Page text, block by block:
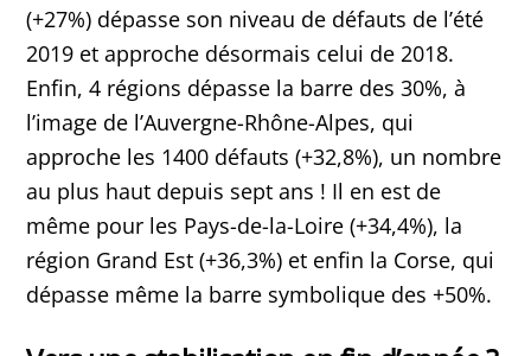
(+27%) dépasse son niveau de défauts de l’été
2019 et approche désormais celui de 2018.
Enfin, 4 régions dépasse la barre des 30%, à
l’image de l’Auvergne-Rhône-Alpes, qui
approche les 1400 défauts (+32,8%), un nombre
au plus haut depuis sept ans ! Il en est de
même pour les Pays-de-la-Loire (+34,4%), la
région Grand Est (+36,3%) et enfin la Corse, qui
dépasse même la barre symbolique des +50%.